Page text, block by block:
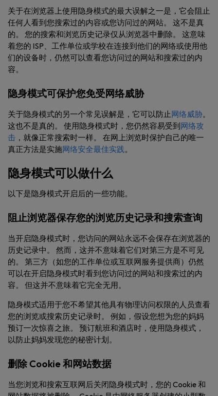
关于在浏览器上使用隐身模式的最大误解之一是，它会阻止
任何人看到您搜索过的内容或您访问过的网站。 这不是真
的。 您的搜索和浏览历史记录仅从浏览器中删除。 这意味
着您的 ISP、工作单位或学校在连接到他们的网络或使用他
们的设备时，仍然可以查看您访问过的网站和搜索过的内
容。
隐身模式可保护您免受网络威胁
关于隐身模式的另一个常见误解是，它可以防止网络威胁。
这也不是真的。 使用隐身模式时，您仍然容易受到网络攻
击 ，就像正常搜索时一样。 在网上浏览时保护自己的唯一
真正方法是实施网络安全最佳实践。
隐身模式可以做什么
以下是隐身模式开启后的一些功能。
阻止浏览器保存您的浏览历史记录和搜索查询
当开启隐身模式时，您访问的网站永远不会保存在浏览器的
历史记录中。 然而，这并不意味着它们对第三方是不可见
的。 第三方（如您的工作单位或互联网服务提供商）仍然
可以在开启隐身模式时看到您访问过的网站和搜索过的内
容。 但这并不意味着它完全无用。
隐身模式适用于您不希望其他具有物理访问权限的人员查看
您的浏览或搜索历史记录时。 例如，假设您想为您的妈妈
预订一次惊喜之旅。 预订航班和酒店时，使用隐身模式，
以防止妈妈发现您的秘密计划。
删除 Cookie 和网站数据
当您浏览和搜索互联网后关闭隐身模式时，您的 Cookie 和